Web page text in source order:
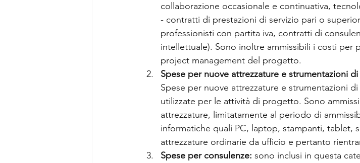
collaborazione occasionale e continuativa,
- contratti di prestazioni di servizio pari o
professionisti con partita iva, contratti di
intellettuale). Sono inoltre ammissibili i costi per
project management del progetto.
Spese per nuove attrezzature e strumentazioni
Spese per nuove attrezzature e strumentazioni
utilizzate per le attività di progetto. Sono
attrezzature, limitatamente al periodo di
informatiche quali PC, laptop, stampanti, tablet,
attrezzature ordinarie da ufficio e pertanto
Spese per consulenze: sono inclusi in questa